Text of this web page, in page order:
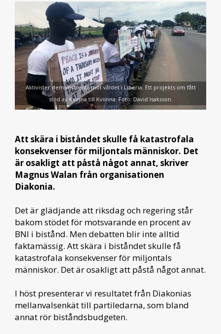
Aktivister demonstrerar mot våldet i Liberia. Ett projekts om fått
stöd av Kvinna till Kviinna. Foto: David Isaksson.
Att skära i biståndet skulle få katastrofala
konsekvenser för miljontals människor. Det
är osakligt att påstå något annat, skriver
Magnus Walan från organisationen
Diakonia.
Det är glädjande att riksdag och regering står
bakom stödet för motsvarande en procent av
BNI i bistånd. Men debatten blir inte alltid
faktamässig. Att skära i biståndet skulle få
katastrofala konsekvenser för miljontals
människor. Det är osakligt att påstå något annat.
I höst presenterar vi resultatet från Diakonias
mellanvalsenkät till partiledarna, som bland
annat rör biståndsbudgeten.